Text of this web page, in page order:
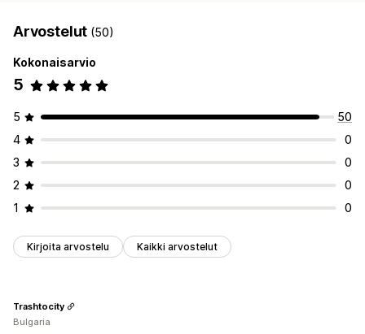
Arvostelut (50)
Kokonaisarvio
5
5
50
4
0
3
0
2
0
1
0
Kirjoita arvostelu Kaikki arvostelut
Trashtocity
Bulgaria